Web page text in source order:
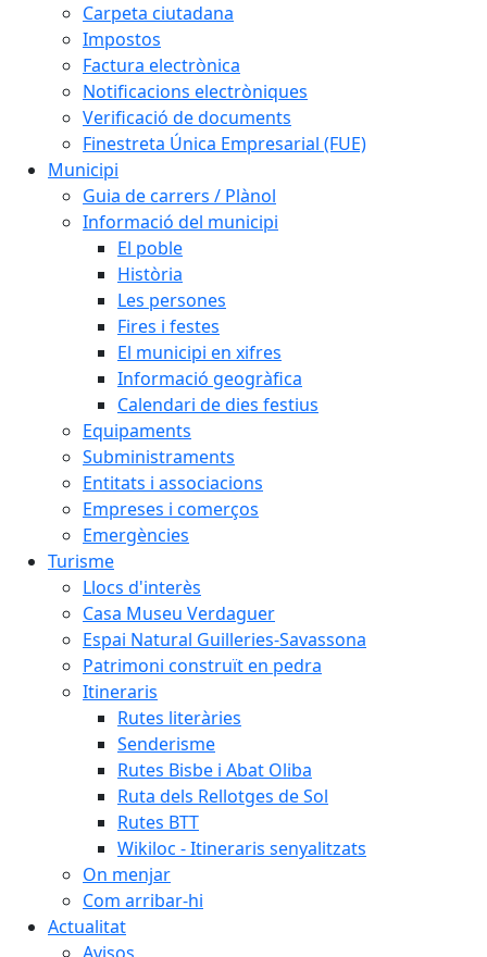
Carpeta ciutadana
Impostos
Factura electrònica
Notificacions electròniques
Verificació de documents
Finestreta Única Empresarial (FUE)
Municipi
Guia de carrers / Plànol
Informació del municipi
El poble
Història
Les persones
Fires i festes
El municipi en xifres
Informació geogràfica
Calendari de dies festius
Equipaments
Subministraments
Entitats i associacions
Empreses i comerços
Emergències
Turisme
Llocs d'interès
Casa Museu Verdaguer
Espai Natural Guilleries-Savassona
Patrimoni construït en pedra
Itineraris
Rutes literàries
Senderisme
Rutes Bisbe i Abat Oliba
Ruta dels Rellotges de Sol
Rutes BTT
Wikiloc - Itineraris senyalitzats
On menjar
Com arribar-hi
Actualitat